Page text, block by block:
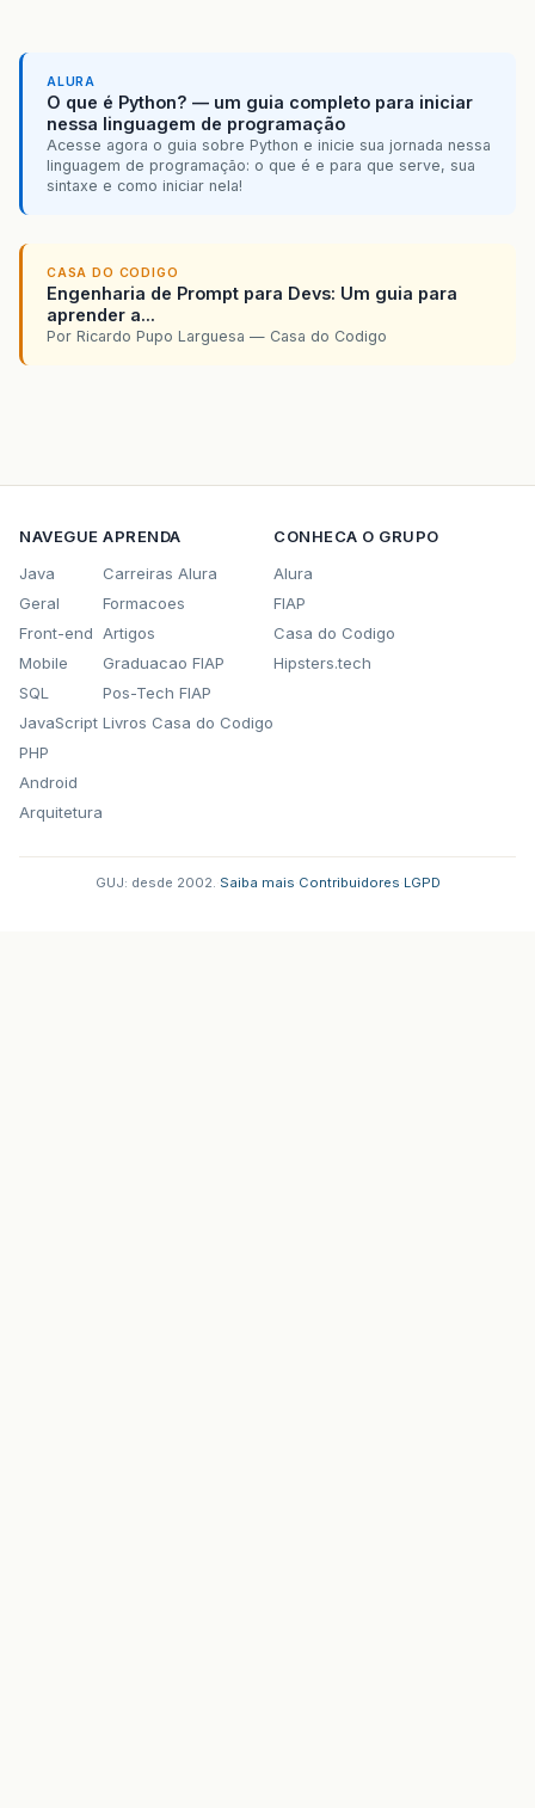
ALURA
O que é Python? — um guia completo para iniciar
nessa linguagem de programação
Acesse agora o guia sobre Python e inicie sua jornada nessa
linguagem de programação: o que é e para que serve, sua
sintaxe e como iniciar nela!
CASA DO CODIGO
Engenharia de Prompt para Devs: Um guia para
aprender a...
Por Ricardo Pupo Larguesa — Casa do Codigo
NAVEGUE
Java
Geral
Front-end
Mobile
SQL
JavaScript
PHP
Android
Arquitetura
APRENDA
Carreiras Alura
Formacoes
Artigos
Graduacao FIAP
Pos-Tech FIAP
Livros Casa do Codigo
CONHECA O GRUPO
Alura
FIAP
Casa do Codigo
Hipsters.tech
GUJ: desde 2002. Saiba mais Contribuidores LGPD